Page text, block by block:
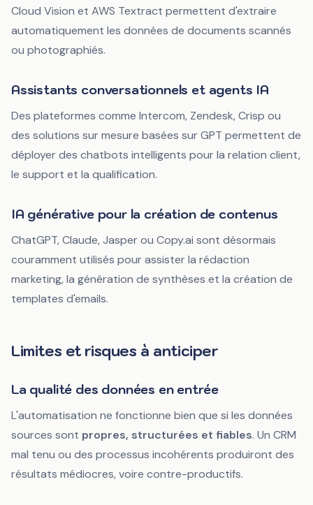
Cloud Vision et AWS Textract permettent d'extraire
automatiquement les données de documents scannés
ou photographiés.
Assistants conversationnels et agents IA
Des plateformes comme Intercom, Zendesk, Crisp ou
des solutions sur mesure basées sur GPT permettent de
déployer des chatbots intelligents pour la relation client,
le support et la qualification.
IA générative pour la création de contenus
ChatGPT, Claude, Jasper ou Copy.ai sont désormais
couramment utilisés pour assister la rédaction
marketing, la génération de synthèses et la création de
templates d'emails.
Limites et risques à anticiper
La qualité des données en entrée
L'automatisation ne fonctionne bien que si les données
sources sont propres, structurées et fiables. Un CRM
mal tenu ou des processus incohérents produiront des
résultats médiocres, voire contre-productifs.